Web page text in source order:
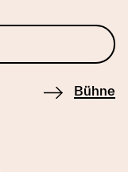
Bühne